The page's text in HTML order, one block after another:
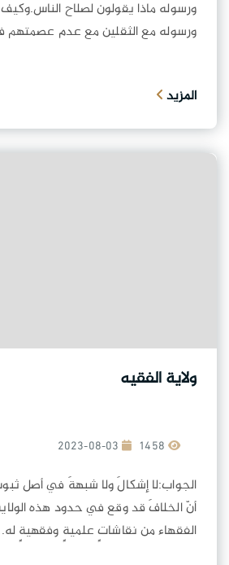
ورسوله ماذا يقولون لصلاح
ورسوله مع الثقلين مع عدم
المزيد
ولاية الفقيه
2023-08-03
الجواب:لا إشكالَ ولا شبهةَ في أصل ثبوت
أنّ الخلافَ قد وقع في حدود هذه
الفقهاء من نقاشاتٍ علميةٍ وفقهيةٍ